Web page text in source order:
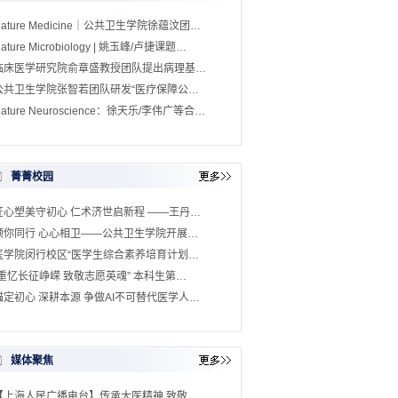
Medicine｜公共卫生学院徐蕴汶团…
Microbiology | 姚玉峰/卢捷课题…
床医学研究院俞章盛教授团队提出病理基…
共卫生学院张智若团队研发“医疗保障公…
Neuroscience：徐天乐/李伟广等合…
菁菁校园
心塑美守初心 仁术济世启新程 ——王丹…
你同行 心心相卫——公共卫生学院开展…
学院闵行校区“医学生综合素养培育计划…
忆长征峥嵘 致敬志愿英魂” 本科生第…
定初心 深耕本源 争做AI不可替代医学人…
媒体聚焦